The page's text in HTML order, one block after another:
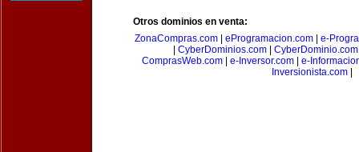
Otros dominios en venta:
ZonaCompras.com
eProgramacion.com
e-
CyberDominios.com| CyberDominio.com
ComprasWeb.com
e-Inversor.com
e-
Inversionista.com|